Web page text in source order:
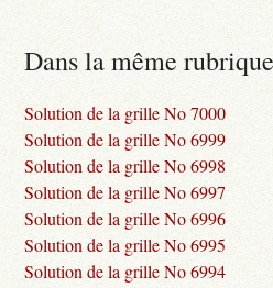
Dans la même rubrique
Solution de la grille No 7000
Solution de la grille No 6999
Solution de la grille No 6998
Solution de la grille No 6997
Solution de la grille No 6996
Solution de la grille No 6995
Solution de la grille No 6994